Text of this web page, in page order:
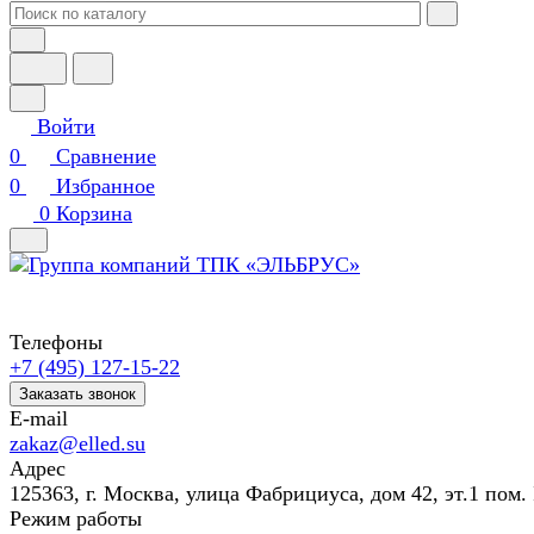
Войти
0
Сравнение
0
Избранное
0 Корзина
Телефоны
+7 (495) 127-15-22
Заказать звонок
E-mail
zakaz@elled.su
Адрес
125363, г. Москва, улица Фабрициуса, дом 42, эт.1
Режим работы